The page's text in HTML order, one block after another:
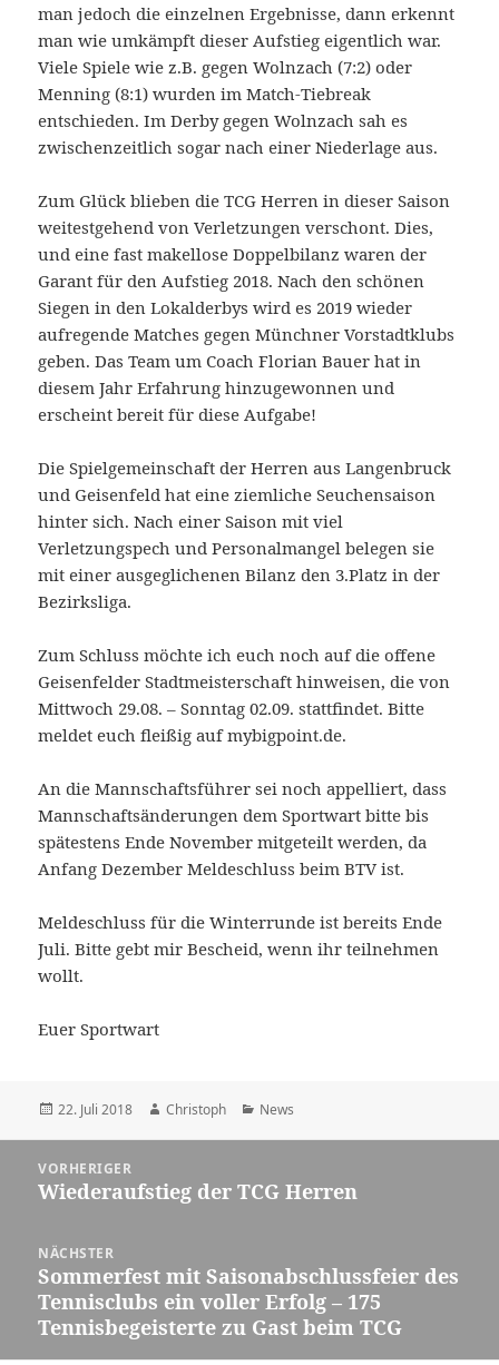
man jedoch die einzelnen Ergebnisse, dann erkennt
man wie umkämpft dieser Aufstieg eigentlich war.
Viele Spiele wie z.B. gegen Wolnzach (7:2) oder
Menning (8:1) wurden im Match-Tiebreak
entschieden. Im Derby gegen Wolnzach sah es
zwischenzeitlich sogar nach einer Niederlage aus.
Zum Glück blieben die TCG Herren in dieser Saison
weitestgehend von Verletzungen verschont. Dies,
und eine fast makellose Doppelbilanz waren der
Garant für den Aufstieg 2018. Nach den schönen
Siegen in den Lokalderbys wird es 2019 wieder
aufregende Matches gegen Münchner Vorstadtklubs
geben. Das Team um Coach Florian Bauer hat in
diesem Jahr Erfahrung hinzugewonnen und
erscheint bereit für diese Aufgabe!
Die Spielgemeinschaft der Herren aus Langenbruck
und Geisenfeld hat eine ziemliche Seuchensaison
hinter sich. Nach einer Saison mit viel
Verletzungspech und Personalmangel belegen sie
mit einer ausgeglichenen Bilanz den 3.Platz in der
Bezirksliga.
Zum Schluss möchte ich euch noch auf die offene
Geisenfelder Stadtmeisterschaft hinweisen, die von
Mittwoch 29.08. – Sonntag 02.09. stattfindet. Bitte
meldet euch fleißig auf mybigpoint.de.
An die Mannschaftsführer sei noch appelliert, dass
Mannschaftsänderungen dem Sportwart bitte bis
spätestens Ende November mitgeteilt werden, da
Anfang Dezember Meldeschluss beim BTV ist.
Meldeschluss für die Winterrunde ist bereits Ende
Juli. Bitte gebt mir Bescheid, wenn ihr teilnehmen
wollt.
Euer Sportwart
Veröffentlicht
22. Juli 2018 Autor
Christoph Kategorien
News
VORHERIGER
Vorheriger
Wiederaufstieg der TCG Herren
NÄCHSTER
Nächster
Beitrag:
Sommerfest mit Saisonabschlussfeier des
Tennisclubs ein voller Erfolg – 175
Tennisbegeisterte zu Gast beim TCG